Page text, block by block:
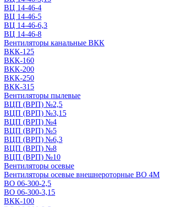
ВЦ 14-46-4
ВЦ 14-46-5
ВЦ 14-46-6,3
ВЦ 14-46-8
Вентиляторы канальные ВКК
ВКК-125
ВКК-160
ВКК-200
ВКК-250
ВКК-315
Вентиляторы пылевые
ВЦП (ВРП) №2,5
ВЦП (ВРП) №3,15
ВЦП (ВРП) №4
ВЦП (ВРП) №5
ВЦП (ВРП) №6,3
ВЦП (ВРП) №8
ВЦП (ВРП) №10
Вентиляторы осевые
Вентиляторы осевые внешнероторные ВО 4М
ВО 06-300-2,5
ВО 06-300-3,15
ВКК-100